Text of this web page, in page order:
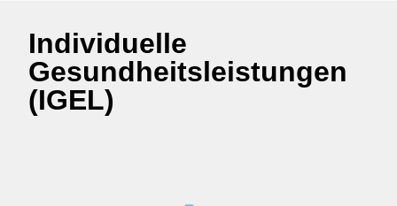
Individuelle
Gesundheitsleistungen
(IGEL)